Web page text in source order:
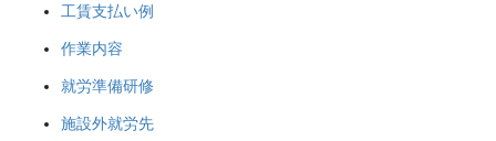
工賃支払い例
作業内容
就労準備研修
施設外就労先